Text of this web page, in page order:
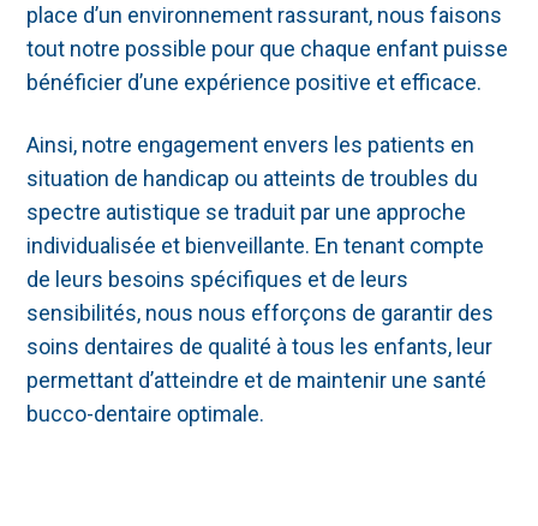
place d’un environnement rassurant, nous faisons
tout notre possible pour que chaque enfant puisse
bénéficier d’une expérience positive et efficace.
Ainsi, notre engagement envers les patients en
situation de handicap ou atteints de troubles du
spectre autistique se traduit par une approche
individualisée et bienveillante. En tenant compte
de leurs besoins spécifiques et de leurs
sensibilités, nous nous efforçons de garantir des
soins dentaires de qualité à tous les enfants, leur
permettant d’atteindre et de maintenir une santé
bucco-dentaire optimale.